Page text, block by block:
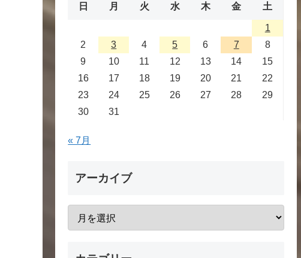
日 月 火 水 木 金 土
1
2
3 4 5 6 7
8
9
10 11 12 13 14
15
16
17 18 19 20 21
22
23
24 25 26 27 28
29
30
31
« 7月
アーカイブ